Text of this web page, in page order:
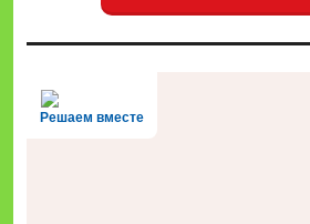
Решаем вместе